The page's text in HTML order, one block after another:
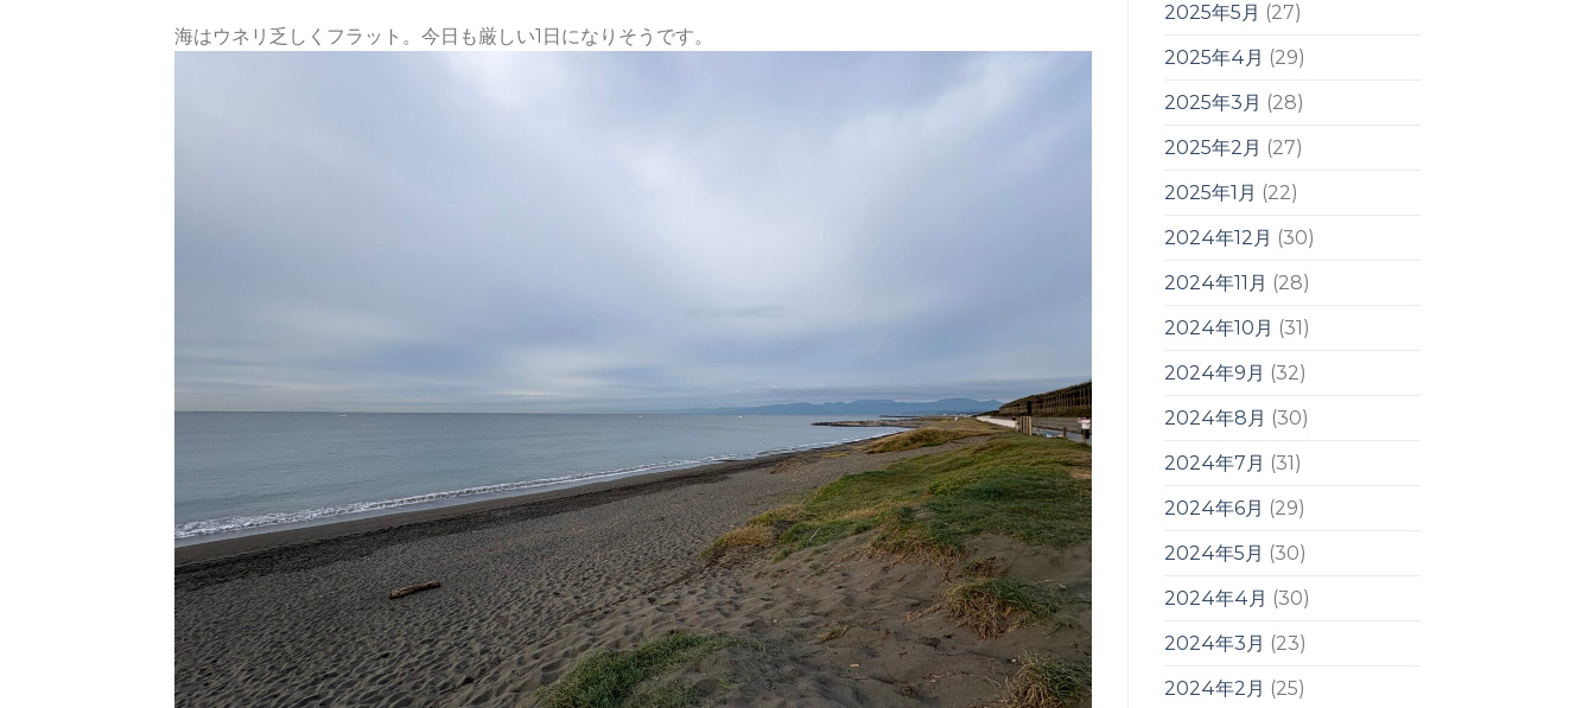
海はウネリ乏しくフラット。今日も厳しい1日になりそうです。
2025年5月 (27)
2025年4月 (29)
2025年3月 (28)
2025年2月 (27)
2025年1月 (22)
2024年12月 (30)
2024年11月 (28)
2024年10月 (31)
2024年9月 (32)
2024年8月 (30)
2024年7月 (31)
2024年6月 (29)
2024年5月 (30)
2024年4月 (30)
2024年3月 (23)
2024年2月 (25)